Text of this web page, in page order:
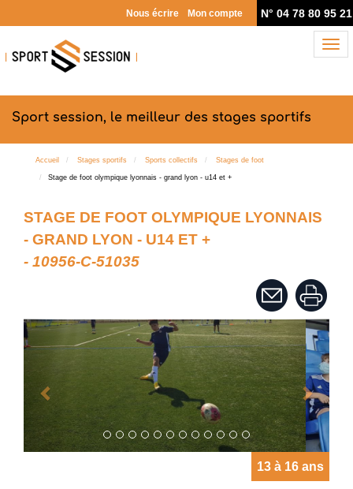
Nous écrire Mon compte N° 04 78 80 95 21
Sport session, le meilleur des stages sportifs
Accueil Stages sportifs Sports collectifs Stages de foot
Stage de foot olympique lyonnais - grand lyon - u14 et +
STAGE DE FOOT OLYMPIQUE LYONNAIS
- GRAND LYON - U14 ET +
- 10956-C-51035
Previous Next
13 à 16 ans